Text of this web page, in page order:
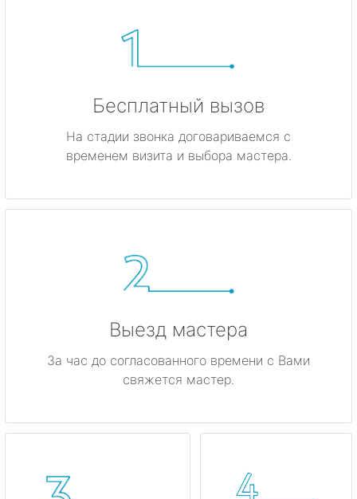
Бесплатный вызов
На стадии звонка договариваемся с
временем визита и выбора мастера.
Выезд мастера
За час до согласованного времени с Вами
свяжется мастер.